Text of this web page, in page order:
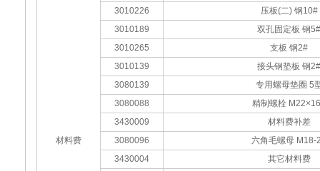
材料费
3010226
压板(二) 钢10#
3010189
双孔固定板 钢5#
3010265
支板 钢2#
3010139
接头钢垫板 钢2#
3080139
专用螺母垫圈 5
3080088
精制螺栓
3430009
材料费补差
3080096
六角毛螺母 M18-
3430004
其它材料费